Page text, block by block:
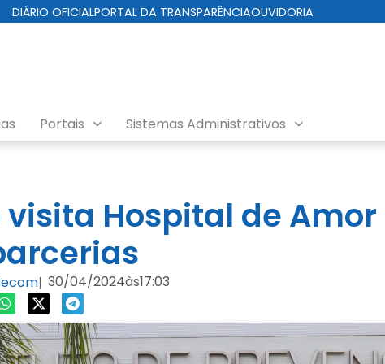
DIÁRIO OFICIALPORTAL DA TRANSPARÊNCIAOUVIDORIA
Portais Sistemas Administrativos
visita Hospital de
| 30/04/2024às17:03